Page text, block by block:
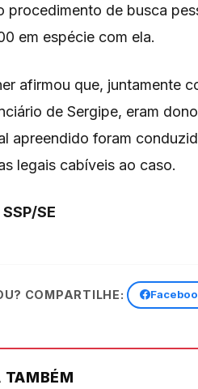
procedimento de busca
em espécie com ela.
afirmou que, juntamente
de Sergipe, eram
apreendido foram
legais cabíveis ao caso.
SE
COMPARTILHE:
TAMBÉM